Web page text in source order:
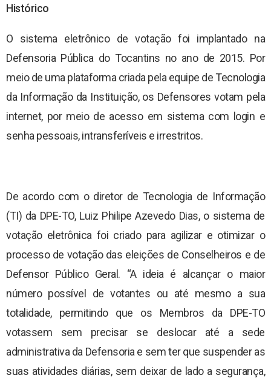
Histórico
O sistema eletrônico de votação foi implantado na
Defensoria Pública do Tocantins no ano de 2015. Por
meio de uma plataforma criada pela equipe de Tecnologia
da Informação da Instituição, os Defensores votam pela
internet, por meio de acesso em sistema com login e
senha pessoais, intransferíveis e irrestritos.
De acordo com o diretor de Tecnologia de Informação
(TI) da DPE-TO, Luiz Philipe Azevedo Dias, o sistema de
votação eletrônica foi criado para agilizar e otimizar o
processo de votação das eleições de Conselheiros e de
Defensor Público Geral. “A ideia é alcançar o maior
número possível de votantes ou até mesmo a sua
totalidade, permitindo que os Membros da DPE-TO
votassem sem precisar se deslocar até a sede
administrativa da Defensoria e sem ter que suspender as
suas atividades diárias, sem deixar de lado a segurança,